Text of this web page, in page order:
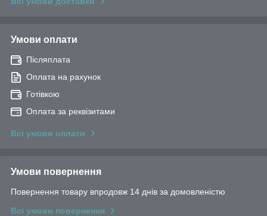
Умови оплати
Післяплата
Оплата на рахунок
Готівкою
Оплата за реквізитами
Всі умови оплати
Умови повернення
Повернення товару впродовж 14 днів за домовленістю
Всі умови повернення